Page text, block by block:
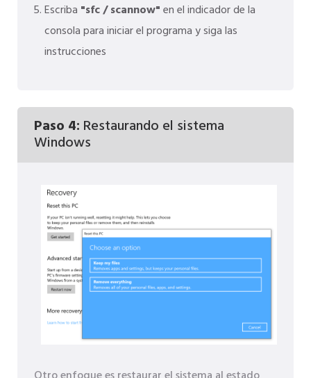
Escriba "sfc / scannow"en el indicador de la
consola para iniciar el programa y siga las
instrucciones
Paso 4: Restaurando el sistema
Windows